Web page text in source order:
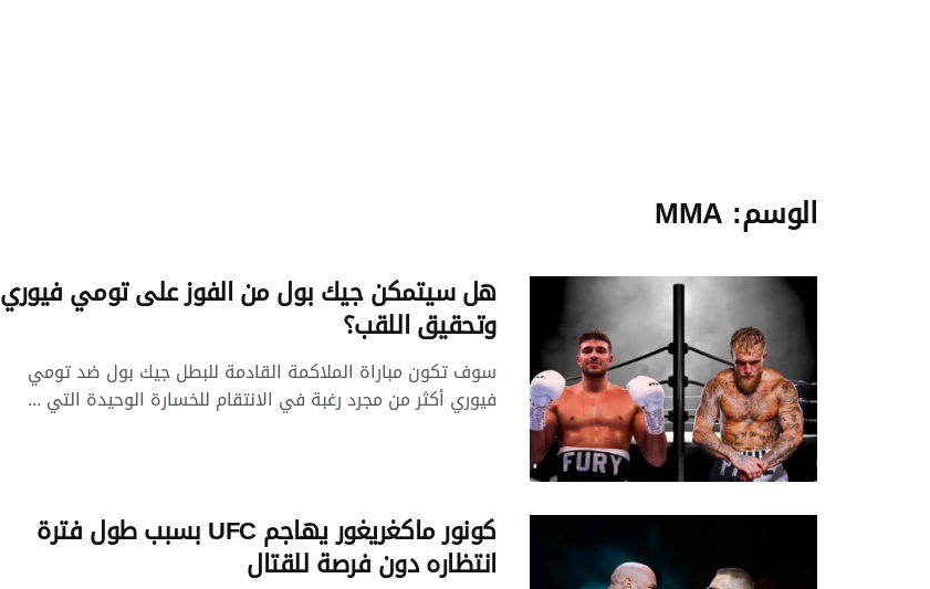
الوسم: MMA
هل سيتمكن جيك بول من الفوز على تومي فيوري
وتحقيق اللقب؟
سوف تكون مباراة الملاكمة القادمة للبطل جيك بول ضد تومي
فيوري أكثر من مجرد رغبة في الانتقام للخسارة الوحيدة التي ...
كونور ماكغريغور يهاجم UFC بسبب طول فترة
انتظاره دون فرصة للقتال